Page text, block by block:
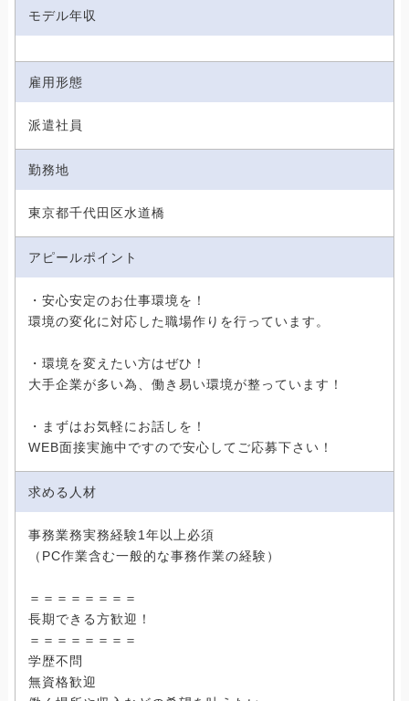
モデル年収
雇用形態
派遣社員
勤務地
東京都千代田区水道橋
アピールポイント
・安心安定のお仕事環境を！
環境の変化に対応した職場作りを行っています。
・環境を変えたい方はぜひ！
大手企業が多い為、働き易い環境が整っています！
・まずはお気軽にお話しを！
WEB面接実施中ですので安心してご応募下さい！
求める人材
事務業務実務経験1年以上必須
（PC作業含む一般的な事務作業の経験）
＝＝＝＝＝＝＝＝
長期できる方歓迎！
＝＝＝＝＝＝＝＝
学歴不問
無資格歓迎